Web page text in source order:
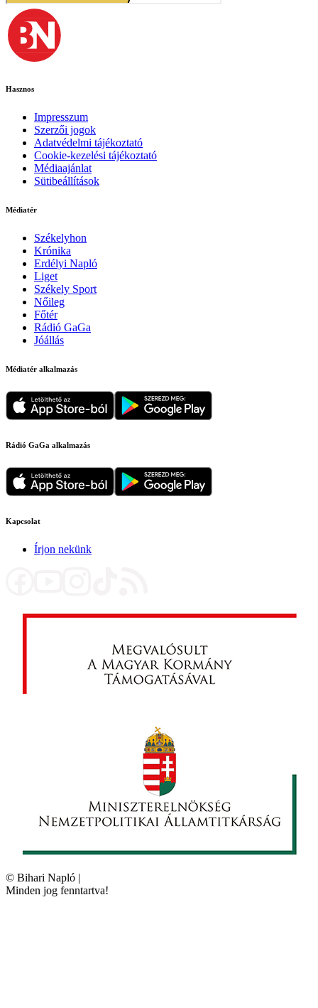
Hasznos
Impresszum
Szerzői jogok
Adatvédelmi tájékoztató
Cookie-kezelési tájékoztató
Médiaajánlat
Sütibeállítások
Médiatér
Székelyhon
Krónika
Erdélyi Napló
Liget
Székely Sport
Nőileg
Főtér
Rádió GaGa
Jóállás
Médiatér alkalmazás
Rádió GaGa alkalmazás
Kapcsolat
Írjon nekünk
© Bihari Napló |
Minden jog fenntartva!